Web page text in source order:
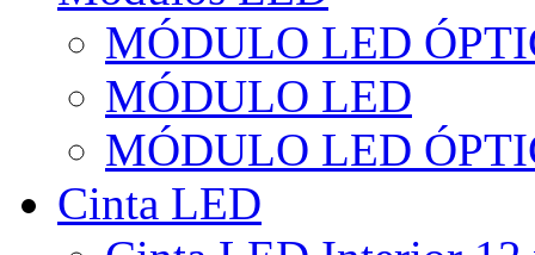
MÓDULO LED
MÓDULO LED
MÓDULO LED
Cinta LED